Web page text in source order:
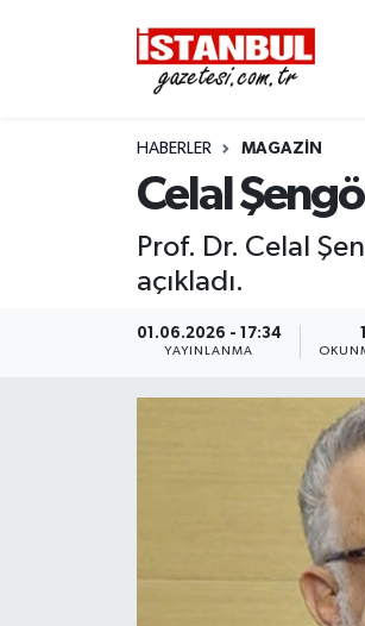
HABERLER MAGAZIN
Celal
Prof. Dr. Celal
açıkladı.
01.06.2026 - 17:34
YAYINLANMA
EKONOMİ
İSTANBUL
MAGAZİN
Nöbetçi Eczaneler
Hava Durumu
Trafik Durumu
Süper Lig Puan Durumu ve
Tüm Manşetler
Son Dakika Haberleri